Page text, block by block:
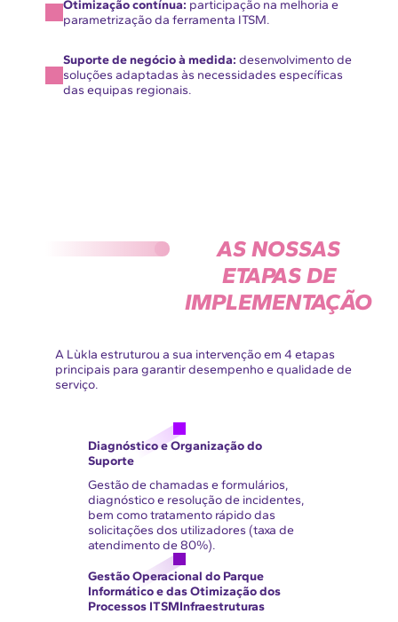
Otimização contínua: participação na melhoria e
parametrização da ferramenta ITSM.
Suporte de negócio à medida: desenvolvimento de
soluções adaptadas às necessidades específicas
das equipas regionais.
AS NOSSAS
ETAPAS DE
IMPLEMENTAÇÃO
A Lùkla estruturou a sua intervenção em 4 etapas
principais para garantir desempenho e qualidade de
serviço.
Diagnóstico e Organização do
Suporte
Gestão de chamadas e formulários,
diagnóstico e resolução de incidentes,
bem como tratamento rápido das
solicitações dos utilizadores (taxa de
atendimento de 80%).
Gestão Operacional do Parque
Informático e dasOtimização dos
Processos ITSMInfraestruturas